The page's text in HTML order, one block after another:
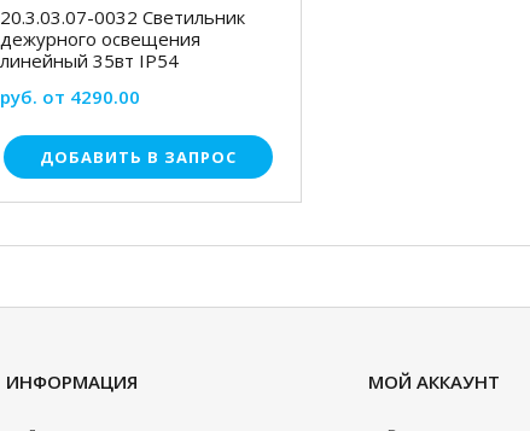
20.3.03.07-0032 Светильник
дежурного освещения
линейный 35вт IP54
руб. от 4290.00
ДОБАВИТЬ В ЗАПРОС
ИНФОРМАЦИЯ МОЙ АККАУНТ